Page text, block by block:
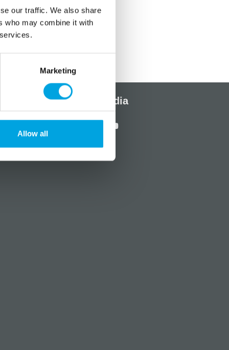
our traffic. We also share
who may combine it with
Marketing
Allow all
Sosiaalinen media